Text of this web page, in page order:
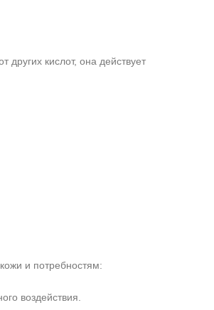
кислот, она действует
и потребностям:
воздействия.